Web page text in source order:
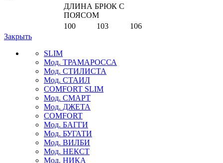
ДЛИНА БРЮК С
ПОЯСОМ
100
103
106
Закрыть
SLIM
Мод. ТРАМАРОССА
Мод. СТИЛИСТА
Мод. СТАИЛ
COMFORT SLIM
Мод. СМАРТ
Мод. ДЖЕТА
COMFORT
Мод. БАГГИ
Мод. БУГАТИ
Мод. ВИЛБИ
Мод. НЕКСТ
Мод. НИКА